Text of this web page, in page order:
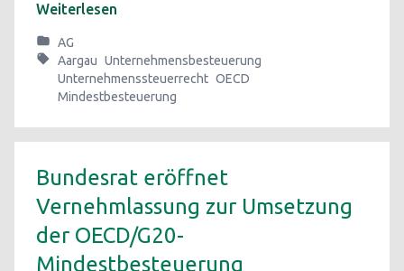
Weiterlesen
AG
Aargau Unternehmensbesteuerung
Unternehmenssteuerrecht OECD
Mindestbesteuerung
Bundesrat eröffnet
Vernehmlassung zur Umsetzung
der OECD/G20-
Mindestbesteuerung